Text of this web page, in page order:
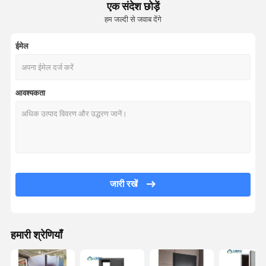
एक संदेश छोड़ें
हम जल्दी से जवाब देंगे
ईमेल
आवश्यकता
जारी रखें
हमारी श्रेणियाँ